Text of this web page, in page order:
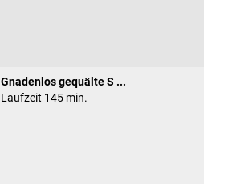
Gnadenlos gequälte S ...
Laufzeit 145 min.